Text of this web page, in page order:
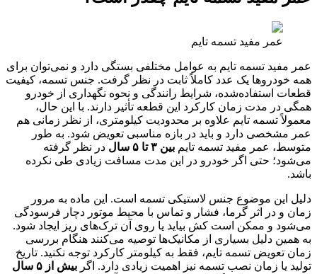
عمر مفید تسمه تایم
عمر مفید تسمه تایم به عوامل مختلفی بستگی دارد و نمی‌توان برای
همه خودروها یک عدد کاملاً ثابت در نظر گرفت. جنس تسمه، کیفیت
قطعات استفاده‌شده، شرایط رانندگی و نحوه نگهداری از خودرو
همگی در مدت زمان کارکرد این قطعه تأثیر دارند. با این حال،
معمولاً تسمه تایم علاوه بر محدودیت کیلومتری، از نظر زمانی هم
عمر مشخصی دارد و باید در بازه مناسبی تعویض شود. به ‌طور
متوسط، عمر مفید تسمه تایم بین ۳ تا ۵ سال
در نظر گرفته
می‌شود؛ حتی اگر خودرو در این مدت مسافت زیادی طی نکرده
باشد.
دلیل این موضوع جنس لاستیکی تسمه است. این ماده به مرور
زمان و در اثر گرما، فشار و تماس با محیط موتور دچار فرسودگی
می‌شود و ممکن است کش بیاید یا روی آن ترک‌های ریز ایجاد شود.
به همین دلیل بسیاری از مکانیک‌ها توصیه می‌کنند هنگام بررسی
زمان تعویض تسمه تایم، فقط به کیلومتر کارکرد توجه نکنید. تاریخ
تولید یا زمان نصب تسمه نیز اهمیت زیادی دارد. اگر بیش از ۵ سال